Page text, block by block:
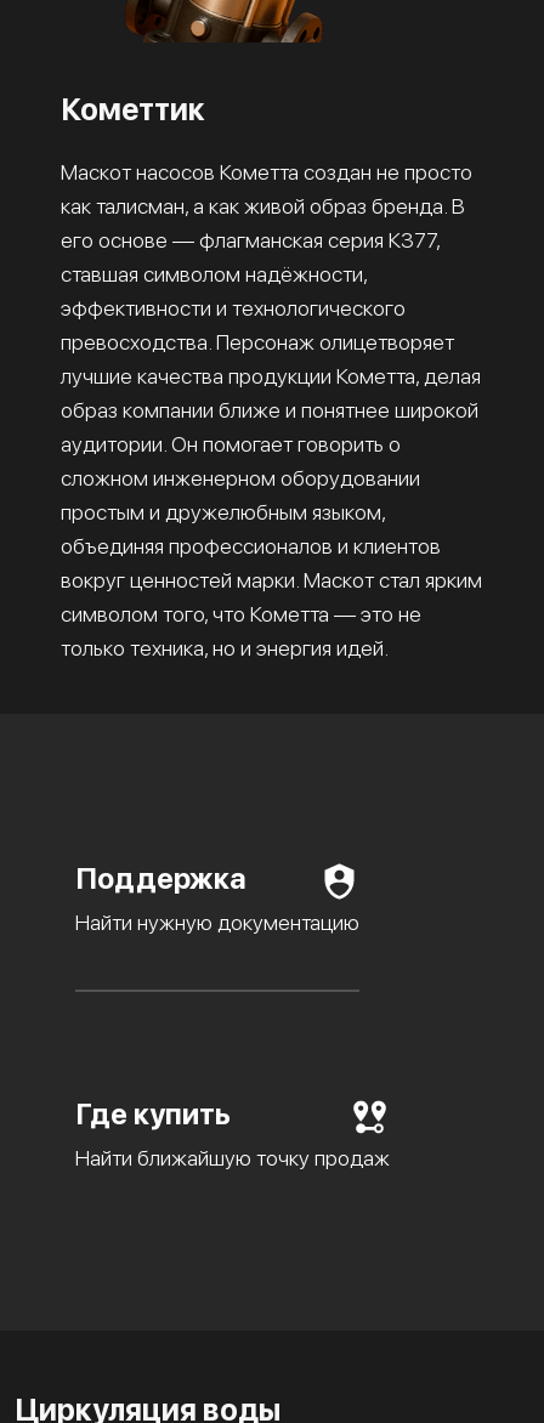
Кометтик
Маскот насосов Кометта создан не просто
как талисман, а как живой образ бренда. В
его основе — флагманская серия К377,
ставшая символом надёжности,
эффективности и технологического
превосходства. Персонаж олицетворяет
лучшие качества продукции Кометта, делая
образ компании ближе и понятнее широкой
аудитории. Он помогает говорить о
сложном инженерном оборудовании
простым и дружелюбным языком,
объединяя профессионалов и клиентов
вокруг ценностей марки. Маскот стал ярким
символом того, что Кометта — это не
только техника, но и энергия идей.
Поддержка
Найти нужную документацию
Где купить
Найти ближайшую точку продаж
Циркуляция воды